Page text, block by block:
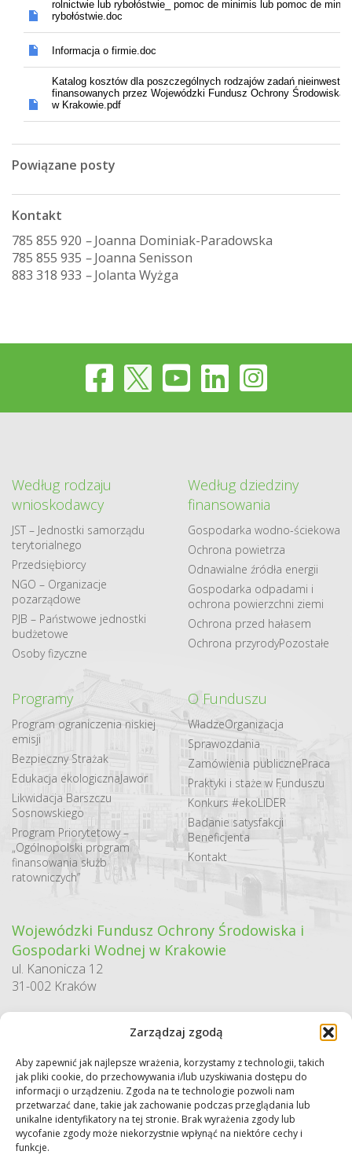
Zarządzaj zgodą
Aby zapewnić jak najlepsze wrażenia, korzystamy z technologii, takich
jak pliki cookie, do przechowywania i/lub uzyskiwania dostępu do
informacji o urządzeniu. Zgoda na te technologie pozwoli nam
przetwarzać dane, takie jak zachowanie podczas przeglądania lub
unikalne identyfikatory na tej stronie. Brak wyrażenia zgody lub
wycofanie zgody może niekorzystnie wpłynąć na niektóre cechy i
funkcje.
Powiązane posty
Kontakt
785 855 920 –Joanna Dominiak-Paradowska
785 855 935 –Joanna Senisson
883 318 933 –Jolanta Wyżga
Według rodzaju
wnioskodawcy
JST – Jednostki samorządu
terytorialnego
Przedsiębiorcy
NGO – Organizacje
pozarządowe
PJB – Państwowe jednostki
budżetowe
Osoby fizyczne
Według dziedziny
finansowania
Gospodarka​ wodno​-ściekowa
Ochrona powietrza
Odnawialne​ źródła​ energii
Gospodarka odpadami i
ochrona powierzchni ziemi
Ochrona przed hałasem
Ochrona przyrodyPozostałe
Programy
Program ograniczenia niskiej
emisji
Bezpieczny Strażak
Edukacja ekologicznaJawor
Likwidacja Barszczu
Sosnowskiego
Program Priorytetowy –
„Ogólnopolski program
finansowania służb
ratowniczych”
O Funduszu
WładzeOrganizacja
Sprawozdania
Zamówienia publicznePraca
Praktyki i staże w Funduszu
Konkurs #ekoLIDER
Badanie satysfakcji
Beneficjenta
Kontakt
Wojewódzki Fundusz Ochrony Środowiska i
Gospodarki Wodnej w Krakowie
ul. Kanonicza 12
31-002 Kraków
Sekretariat / Dziennik podawczy
tel.: 12 422 94 90
e-mail:biuro@wfos.krakow.pl